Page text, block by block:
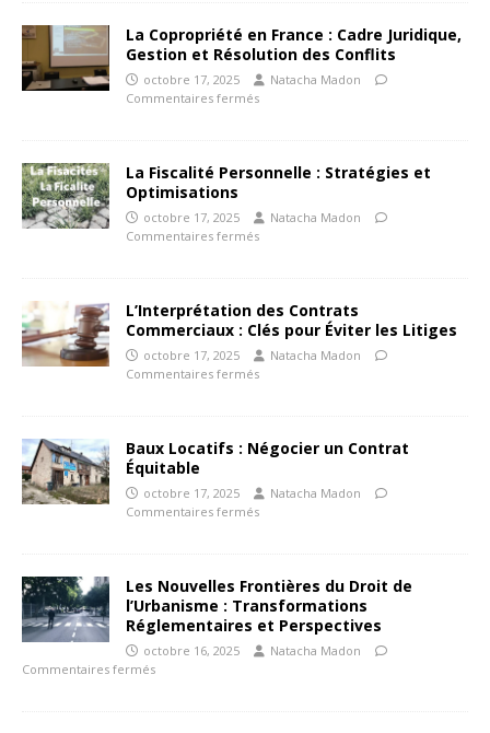
La Copropriété en France : Cadre Juridique,
Gestion et Résolution des Conflits
octobre 17, 2025
Natacha Madon
Commentaires fermés
La Fiscalité Personnelle : Stratégies et
Optimisations
octobre 17, 2025
Natacha Madon
Commentaires fermés
L’Interprétation des Contrats
Commerciaux : Clés pour Éviter les Litiges
octobre 17, 2025
Natacha Madon
Commentaires fermés
Baux Locatifs : Négocier un Contrat
Équitable
octobre 17, 2025
Natacha Madon
Commentaires fermés
Les Nouvelles Frontières du Droit de
l’Urbanisme : Transformations
Réglementaires et Perspectives
octobre 16, 2025
Natacha Madon
Commentaires fermés